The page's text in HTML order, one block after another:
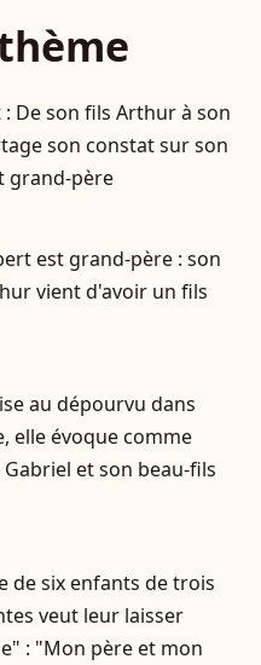
De son fils Arthur à son
son constat sur son
grand-père
est grand-père : son
vient d'avoir un fils
au dépourvu dans
elle évoque comme
et son beau-fils
de six enfants de trois
veut leur laisser
: "Mon père et mon